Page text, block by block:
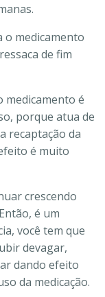
medicamento
de fim
medicamento é
porque atua de
recaptação da
é muito
crescendo
é um
você tem que
devagar,
dando efeito
da medicação.